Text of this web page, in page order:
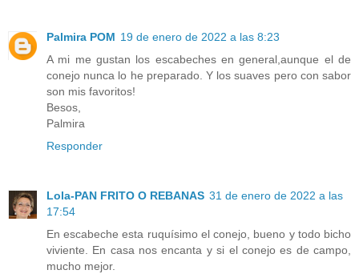
Palmira POM 19 de enero de 2022 a las 8:23
A mi me gustan los escabeches en general,aunque el de
conejo nunca lo he preparado. Y los suaves pero con sabor
son mis favoritos!
Besos,
Palmira
Responder
Lola-PAN FRITO O REBANAS 31 de enero de 2022 a las
17:54
En escabeche esta ruquísimo el conejo, bueno y todo bicho
viviente. En casa nos encanta y si el conejo es de campo,
mucho mejor.